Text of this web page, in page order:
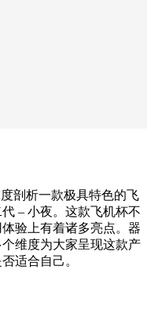
剖析一款极具特色的飞
– 小夜。这款飞机杯不
验上有着诸多亮点。器
维度为大家呈现这款产
适合自己。